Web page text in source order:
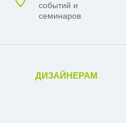
событий и
семинаров
ДИЗАЙНЕРАМ